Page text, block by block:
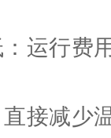
行费用
减少温